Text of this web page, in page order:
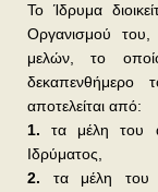
Το Ίδρυμα
Οργανισμού του,
μελών, το
δεκαπενθήμερο
αποτελείται από:
1. τα μέλη του
Ιδρύματος,
2. τα μέλη του